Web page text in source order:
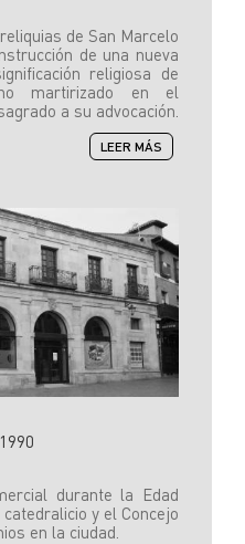
de San Marcelo
de una nueva
religiosa de
martirizado en el
a su advocación.
LEER MÁS SOBRE
IGLESIA
durante la Edad
y el Concejo
en la ciudad.